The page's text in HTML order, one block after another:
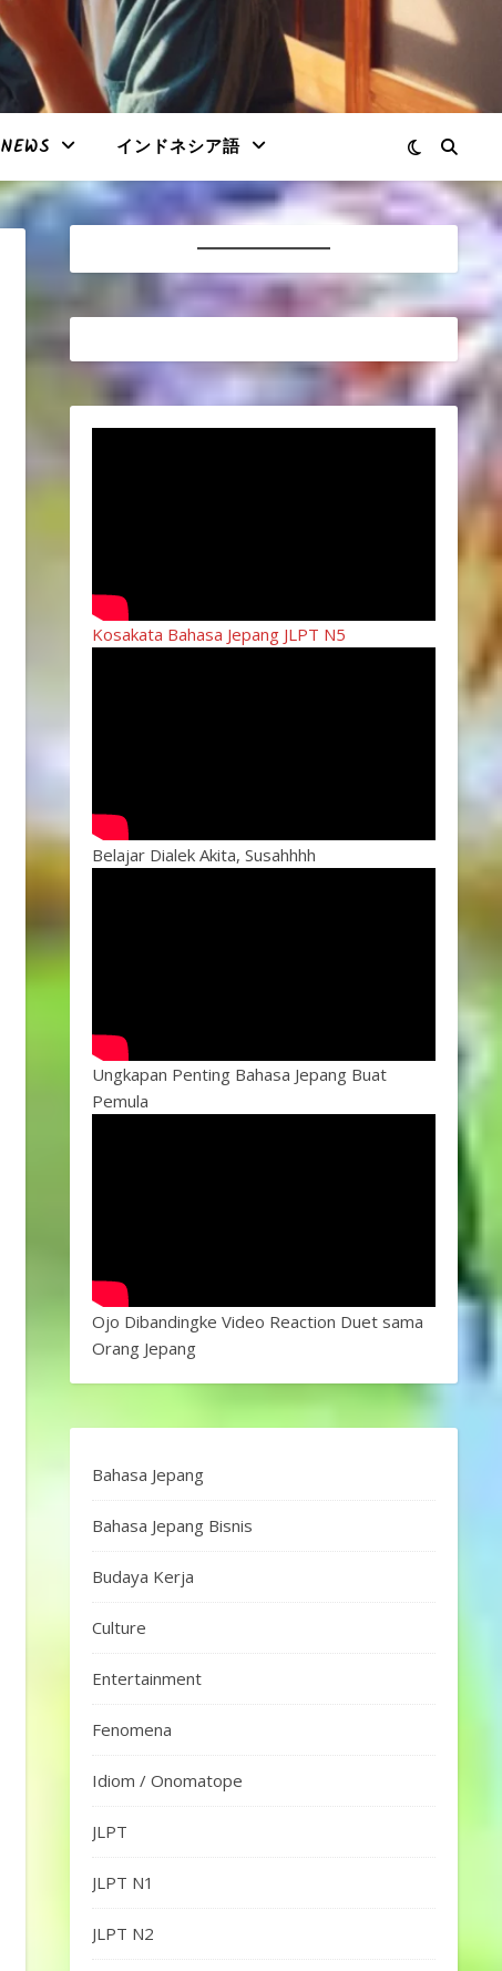
NEWS インドネシア語
Kosakata Bahasa Jepang JLPT N5
Belajar Dialek Akita, Susahhhh
Ungkapan Penting Bahasa Jepang Buat
Pemula
Ojo Dibandingke Video Reaction Duet sama
Orang Jepang
Bahasa Jepang
Bahasa Jepang Bisnis
Budaya Kerja
Culture
Entertainment
Fenomena
Idiom / Onomatope
JLPT
JLPT N1
JLPT N2